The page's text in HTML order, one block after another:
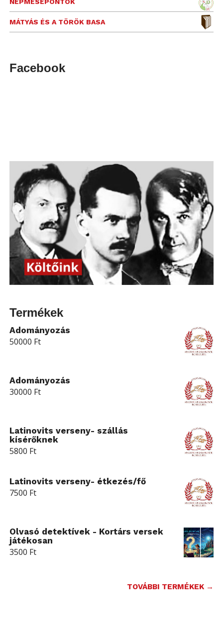
NÉPMESEPONTOK
MÁTYÁS ÉS A TÖRÖK BASA
Facebook
Termékek
Adományozás
50000 Ft
Adományozás
30000 Ft
Latinovits verseny- szállás
kísérőknek
5800 Ft
Latinovits verseny- étkezés/fő
7500 Ft
Olvasó detektívek - Kortárs versek
játékosan
3500 Ft
TOVÁBBI TERMÉKEK →